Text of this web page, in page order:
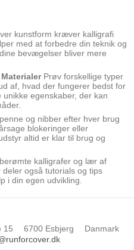
kunstform kræver kalligrafi
med at forbedre din teknik og
bevægelser bliver mere
Prøv forskellige typer
af, hvad der fungerer bedst for
egenskaber, der kan
og nibber efter hver brug
blokeringer eller
altid er klar til brug og
kalligrafer og lær af
også tutorials og tips
i din egen udvikling.
15 6700 Esbjerg
Danmark